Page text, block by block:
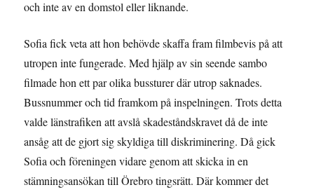
och inte av en domstol eller liknande.
Sofia fick veta att hon behövde skaffa fram filmbevis på att
utropen inte fungerade. Med hjälp av sin seende sambo
filmade hon ett par olika bussturer där utrop saknades.
Bussnummer och tid framkom på inspelningen. Trots detta
valde länstrafiken att avslå skadeståndskravet då de inte
ansåg att de gjort sig skyldiga till diskriminering. Då gick
Sofia och föreningen vidare genom att skicka in en
stämningsansökan till Örebro tingsrätt. Där kommer det